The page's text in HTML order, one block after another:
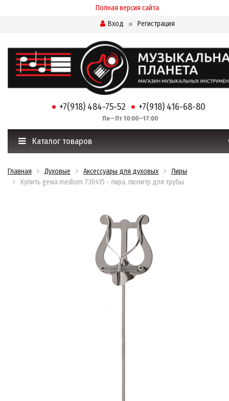
Полная версия сайта
Вход
Регистрация
+7(918) 484-75-52 +7(918) 416-68-80
Пн—Пт 10:00—17:00
Каталог товаров
Главная Духовые Аксессуары для духовых
Лиры
Купить gewa medium 730415 - лира, пюпитр для трубы